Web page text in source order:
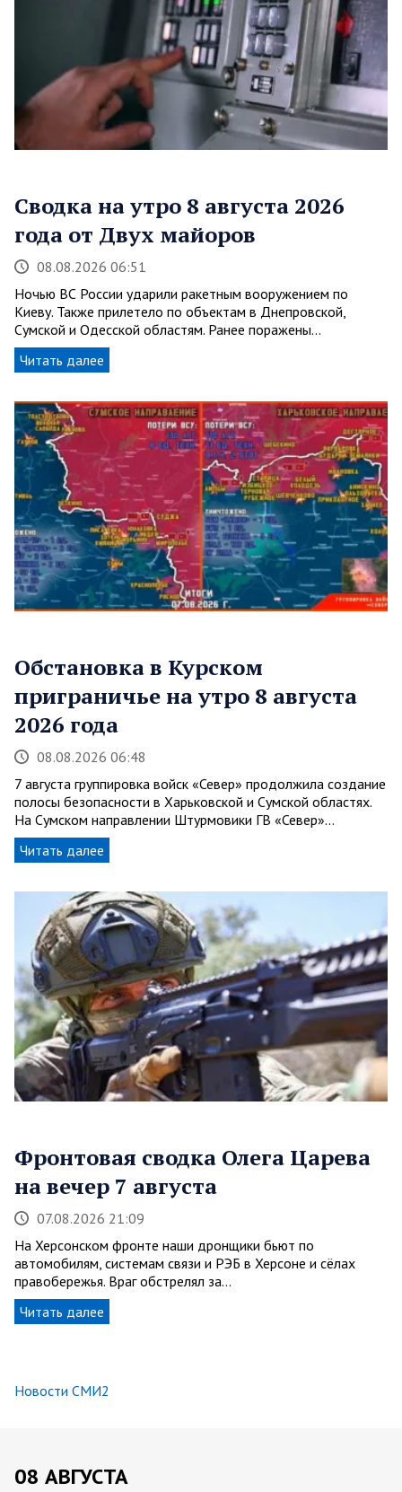
Сводка на утро 8 августа 2026
года от Двух майоров
08.08.2026 06:51
Ночью ВС России ударили ракетным вооружением по
Киеву. Также прилетело по объектам в Днепровской,
Сумской и Одесской областям. Ранее поражены…
Читать далее
Обстановка в Курском
приграничье на утро 8 августа
2026 года
08.08.2026 06:48
7 августа группировка войск «Север» продолжила создание
полосы безопасности в Харьковской и Сумской областях.
На Сумском направлении Штурмовики ГВ «Север»…
Читать далее
Фронтовая сводка Олега Царева
на вечер 7 августа
07.08.2026 21:09
На Херсонском фронте наши дронщики бьют по
автомобилям, системам связи и РЭБ в Херсоне и сёлах
правобережья. Враг обстрелял за…
Читать далее
Новости СМИ2
08 АВГУСТА